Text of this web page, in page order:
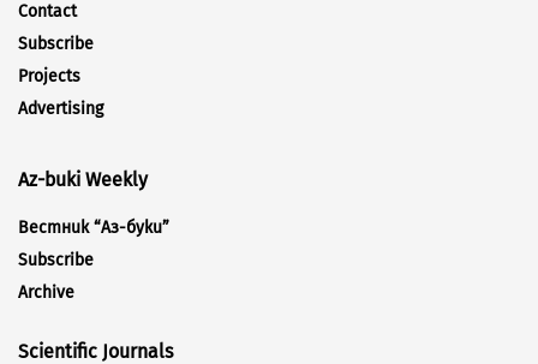
Contact
Subscribe
Projects
Advertising
Az-buki Weekly
Вестник “Аз-буки”
Subscribe
Archive
Scientific Journals